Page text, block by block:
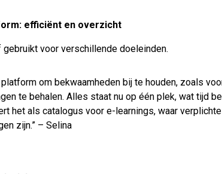
efficiënt en overzicht
voor verschillende doeleinden.
om bekwaamheden bij te houden, zoals
te behalen. Alles staat nu op één plek, wat tijd
het als catalogus voor e-learnings, waar
zijn.” – Selina